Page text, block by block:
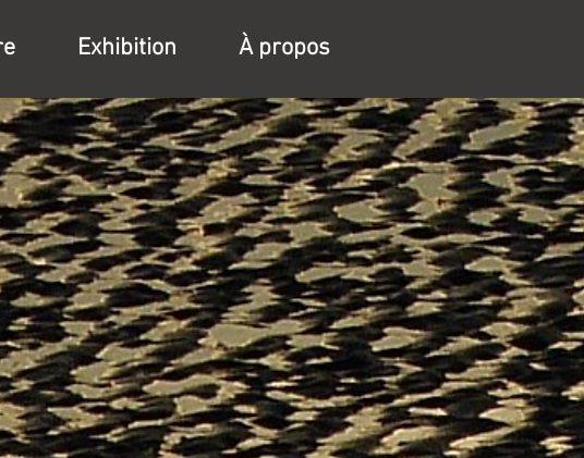
Exhibition À propos